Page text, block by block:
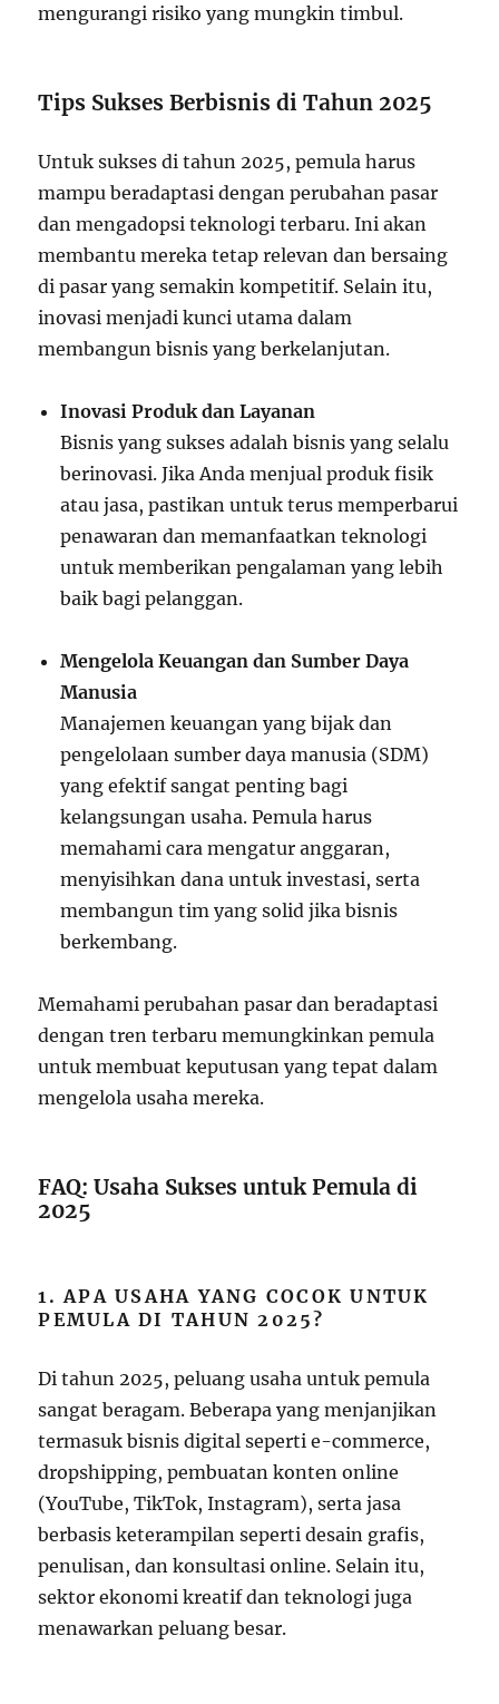
mengurangi risiko yang mungkin timbul.
Tips Sukses Berbisnis di Tahun 2025
Untuk sukses di tahun 2025, pemula harus
mampu beradaptasi dengan perubahan pasar
dan mengadopsi teknologi terbaru. Ini akan
membantu mereka tetap relevan dan bersaing
di pasar yang semakin kompetitif. Selain itu,
inovasi menjadi kunci utama dalam
membangun bisnis yang berkelanjutan.
Inovasi Produk dan Layanan
Bisnis yang sukses adalah bisnis yang selalu
berinovasi. Jika Anda menjual produk fisik
atau jasa, pastikan untuk terus memperbarui
penawaran dan memanfaatkan teknologi
untuk memberikan pengalaman yang lebih
baik bagi pelanggan.
Mengelola Keuangan dan Sumber Daya
Manusia
Manajemen keuangan yang bijak dan
pengelolaan sumber daya manusia (SDM)
yang efektif sangat penting bagi
kelangsungan usaha. Pemula harus
memahami cara mengatur anggaran,
menyisihkan dana untuk investasi, serta
membangun tim yang solid jika bisnis
berkembang.
Memahami perubahan pasar dan beradaptasi
dengan tren terbaru memungkinkan pemula
untuk membuat keputusan yang tepat dalam
mengelola usaha mereka.
FAQ: Usaha Sukses untuk Pemula di
2025
1. APA USAHA YANG COCOK UNTUK
PEMULA DI TAHUN 2025?
Di tahun 2025, peluang usaha untuk pemula
sangat beragam. Beberapa yang menjanjikan
termasuk bisnis digital seperti e-commerce,
dropshipping, pembuatan konten online
(YouTube, TikTok, Instagram), serta jasa
berbasis keterampilan seperti desain grafis,
penulisan, dan konsultasi online. Selain itu,
sektor ekonomi kreatif dan teknologi juga
menawarkan peluang besar.